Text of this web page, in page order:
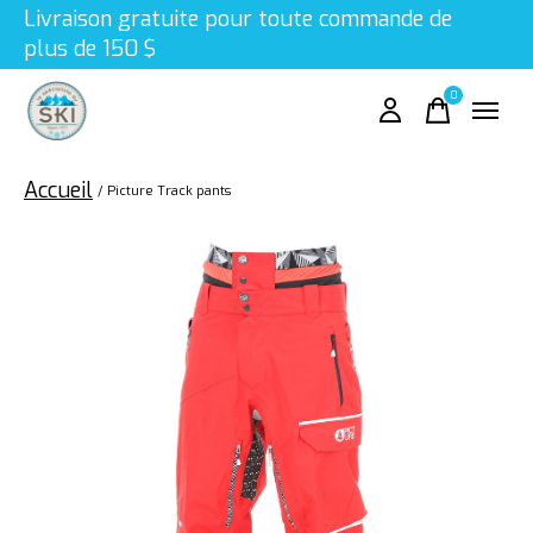
Livraison gratuite pour toute commande de
plus de 150 $
0items
Accueil / Picture Track pants